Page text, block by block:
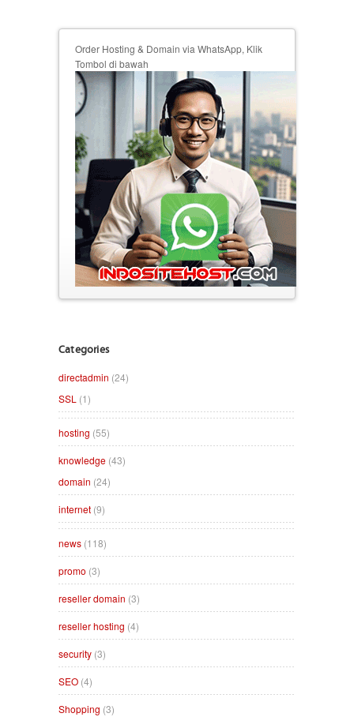
Order Hosting & Domain via WhatsApp, Klik
Tombol di bawah
Categories
directadmin (24)
SSL (1)
hosting (55)
knowledge (43)
domain (24)
internet (9)
news (118)
promo (3)
reseller domain (3)
reseller hosting (4)
security (3)
SEO (4)
Shopping (3)